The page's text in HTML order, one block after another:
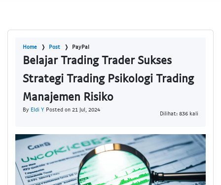
Home Post PayPal
Belajar Trading Trader Sukses
Strategi Trading Psikologi Trading
Manajemen Risiko
By Eldi Y Posted on 21 Jul, 2024
Dilihat: 836 kali